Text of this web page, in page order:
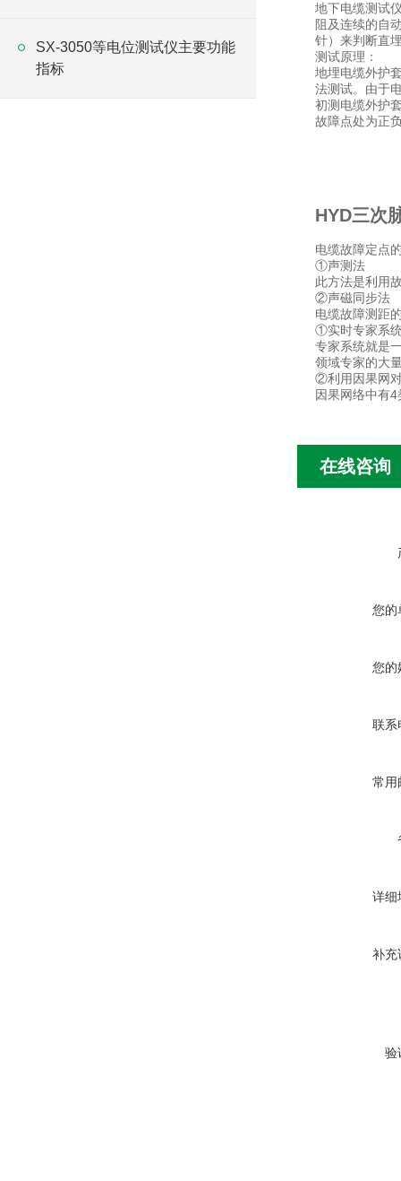
SX-3050等电位测试仪主要功能
指标
地下电缆测试
阻及连续的自
针）来判断直
测试原理：
地埋电缆外护
法测试。由于
初测电缆外护
故障点处为正
HYD三次
电缆故障定点
①声测法
此方法是利用
②声磁同步法
电缆故障测距
①实时专家系
专家系统就是
领域专家的大
②利用因果网
因果网络中有
在线咨询
您的
您的
联系
常用
详细
补充
验